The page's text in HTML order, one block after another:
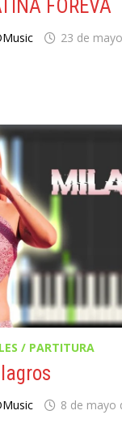
FOREVA
23 de
/ PARTITURA
8 de mayo